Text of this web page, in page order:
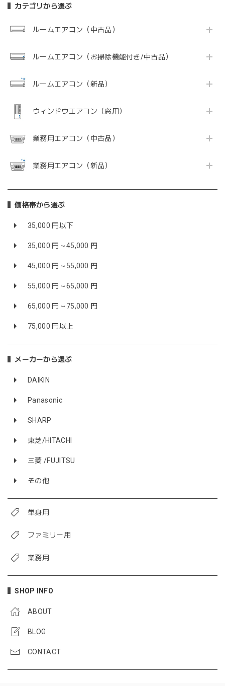
カテゴリから選ぶ
ルームエアコン（中古品）
ルームエアコン（お掃除機能付き/中古品）
ルームエアコン（新品）
ウィンドウエアコン（窓用）
業務用エアコン（中古品）
業務用エアコン（新品）
価格帯から選ぶ
35,000 円以下
35,000 円～45,000 円
45,000 円～55,000 円
55,000 円～65,000 円
65,000 円～75,000 円
75,000 円以上
メーカーから選ぶ
DAIKIN
Panasonic
SHARP
東芝/HITACHI
三菱 /FUJITSU
その他
単身用
ファミリー用
業務用
SHOP INFO
ABOUT
BLOG
CONTACT